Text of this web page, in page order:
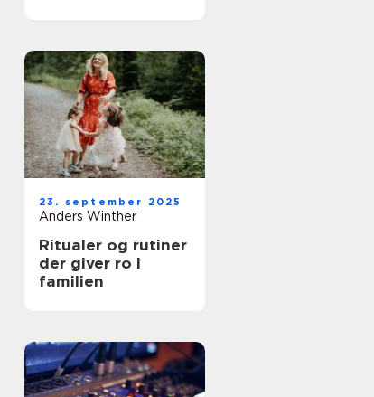
23. september 2025
Anders Winther
Ritualer og rutiner
der giver ro i
familien